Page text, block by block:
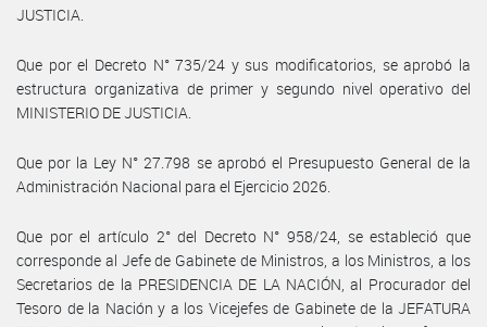
JUSTICIA.
Que por el Decreto N° 735/24 y sus modificatorios, se aprobó la
estructura organizativa de primer y segundo nivel operativo del
MINISTERIO DE JUSTICIA.
Que por la Ley N° 27.798 se aprobó el Presupuesto General de la
Administración Nacional para el Ejercicio 2026.
Que por el artículo 2° del Decreto N° 958/24, se estableció que
corresponde al Jefe de Gabinete de Ministros, a los Ministros, a los
Secretarios de la PRESIDENCIA DE LA NACIÓN, al Procurador del
Tesoro de la Nación y a los Vicejefes de Gabinete de la JEFATURA